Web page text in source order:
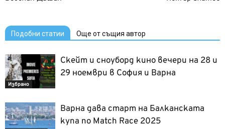
Подобни статии Още от същия автор
Избрано
Скейт и сноуборд кино вечери на 28 и
29 ноември в София и Варна
Варна дава старт на Балканската
купа по Match Race 2025